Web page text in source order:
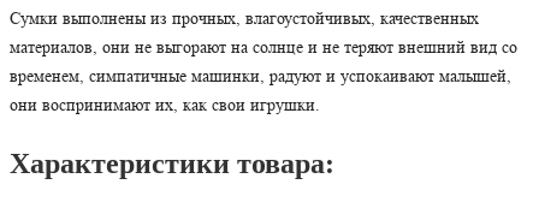
Сумки выполнены из прочных, влагоустойчивых, качественных
материалов, они не выгорают на солнце и не теряют внешний вид со
временем, симпатичные машинки, радуют и успокаивают малышей,
они воспринимают их, как свои игрушки.
Характеристики товара: